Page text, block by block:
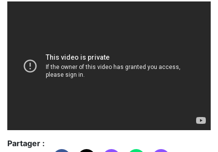
Partager :